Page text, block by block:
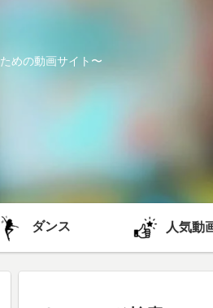
めの動画サイト〜
ダンス 人気動